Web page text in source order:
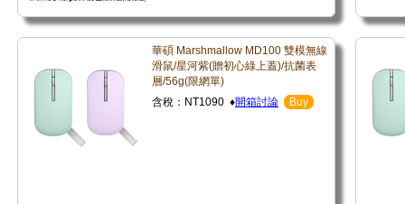
華碩 Marshmallow MD100 雙模無線
滑鼠/星河紫(贈初心綠上蓋)/抗菌表
層/56g(限網單)
含稅：NT1090 ♦開箱討論 Buy